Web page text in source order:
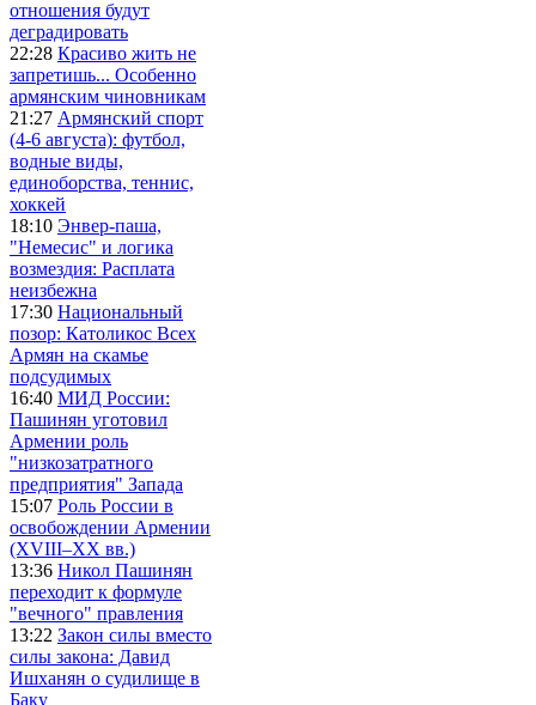
отношения будут
деградировать
22:28 Красиво жить не
запретишь... Особенно
армянским чиновникам
21:27 Армянский спорт
(4-6 августа): футбол,
водные виды,
единоборства, теннис,
хоккей
18:10 Энвер-паша,
"Немесис" и логика
возмездия: Расплата
неизбежна
17:30 Национальный
позор: Католикос Всех
Армян на скамье
подсудимых
16:40 МИД России:
Пашинян уготовил
Армении роль
"низкозатратного
предприятия" Запада
15:07 Роль России в
освобождении Армении
(XVIII–XX вв.)
13:36 Никол Пашинян
переходит к формуле
"вечного" правления
13:22 Закон силы вместо
силы закона: Давид
Ишханян о судилище в
Баку